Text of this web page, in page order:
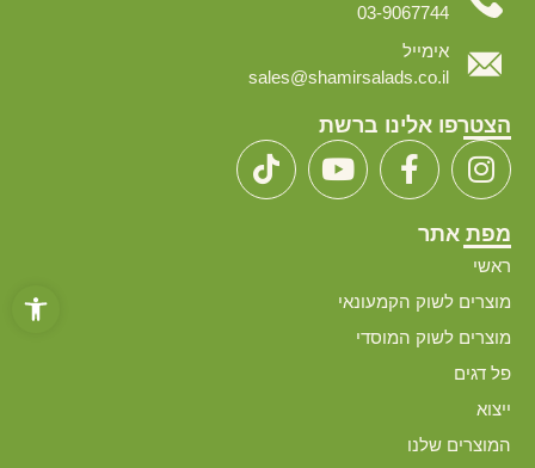
פתח
03-9067744
אימייל
sales@shamirsalads.co.il
הצטרפו אלינו ברשת
מפת אתר
ראשי
מוצרים לשוק הקמעונאי
מוצרים לשוק המוסדי
פל דגים
ייצוא
המוצרים שלנו